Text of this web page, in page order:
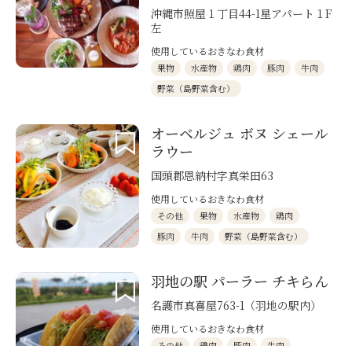
沖縄市照屋１丁目44-1星アパート１F
左
使用しているおきなわ食材
果物 水産物 鶏肉 豚肉
牛肉
野菜（島野菜含む）
オーベルジュ ボヌ シェール
ラウー
国頭郡恩納村字真栄田63
使用しているおきなわ食材
その他 果物 水産物
鶏肉
豚肉
牛肉 野菜（島野菜含む）
羽地の駅 パーラー チキらん
名護市真喜屋763-1（羽地の駅内）
使用しているおきなわ食材